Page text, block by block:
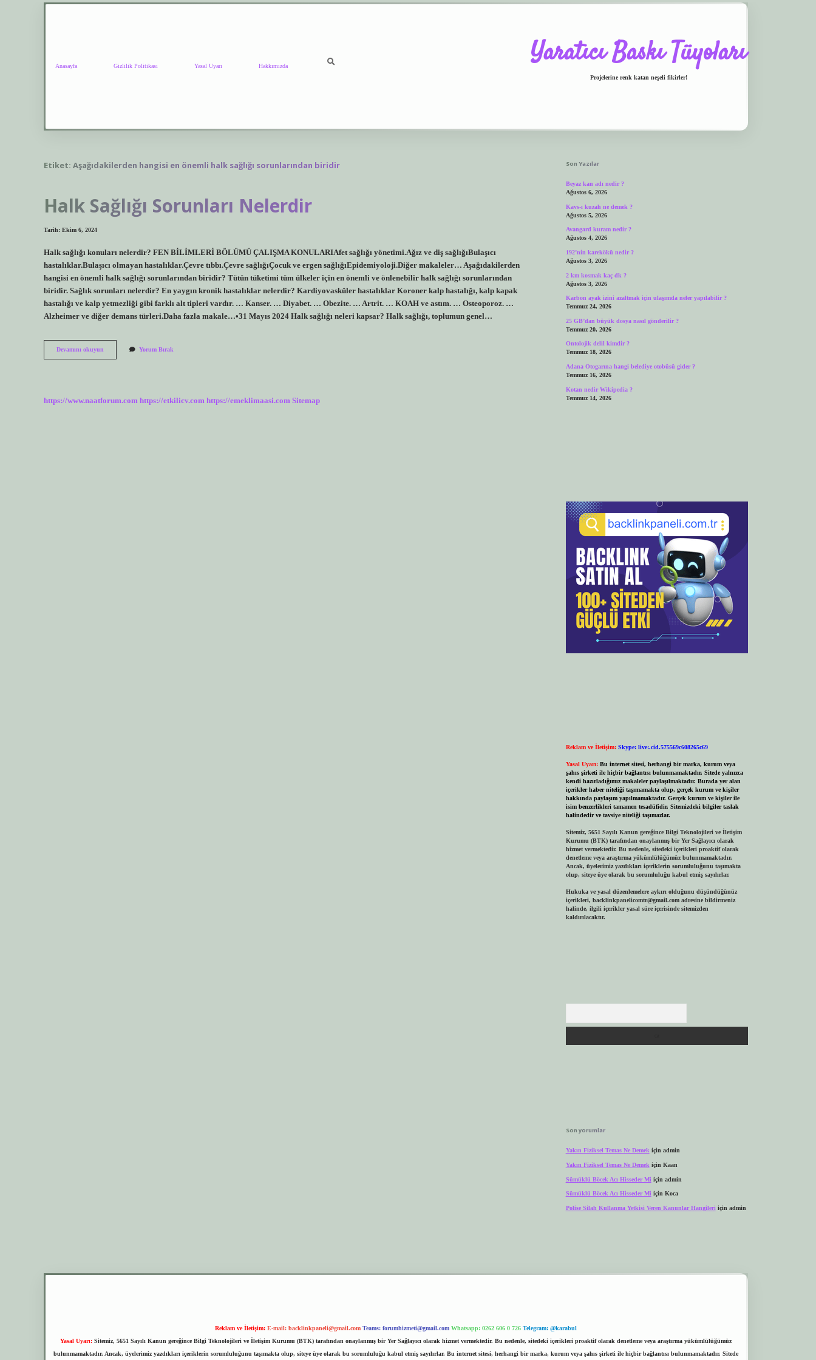
Anasayfa Gizlilik Politikası Yasal Uyarı Hakkımızda Yaratıcı Baskı Tüyoları
Projelerine renk katan neşeli fikirler!
Etiket: Aşağıdakilerden hangisi en önemli halk sağlığı sorunlarından biridir
Halk Sağlığı Sorunları Nelerdir
Tarih: Ekim 6, 2024
Halk sağlığı konuları nelerdir? FEN BİLİMLERİ BÖLÜMÜ ÇALIŞMA KONULARIAfet sağlığı yönetimi.Ağız ve diş sağlığıBulaşıcı
hastalıklar.Bulaşıcı olmayan hastalıklar.Çevre tıbbı.Çevre sağlığıÇocuk ve ergen sağlığıEpidemiyoloji.Diğer makaleler… Aşağıdakilerden
hangisi en önemli halk sağlığı sorunlarından biridir? Tütün tüketimi tüm ülkeler için en önemli ve önlenebilir halk sağlığı sorunlarından
biridir. Sağlık sorunları nelerdir? En yaygın kronik hastalıklar nelerdir? Kardiyovasküler hastalıklar Koroner kalp hastalığı, kalp kapak
hastalığı ve kalp yetmezliği gibi farklı alt tipleri vardır. … Kanser. … Diyabet. … Obezite. … Artrit. … KOAH ve astım. … Osteoporoz. …
Alzheimer ve diğer demans türleri.Daha fazla makale…•31 Mayıs 2024 Halk sağlığı neleri kapsar? Halk sağlığı, toplumun genel…
Devamını okuyun
Sağlığı
Yorum Bırak
https://www.naatforum.com https://etkilicv.com https://emeklimaasi.com Sitemap
Son Yazılar
Beyaz kan adı nedir ?
Ağustos 6, 2026
Kavs-ı kuzah ne demek ?
Ağustos 5, 2026
Avangard kuram nedir ?
Ağustos 4, 2026
192’nin karekökü nedir ?
Ağustos 3, 2026
2 km kosmak kaç dk ?
Ağustos 3, 2026
Karbon ayak izini azaltmak için ulaşımda neler yapılabilir ?
Temmuz 24, 2026
25 GB’dan büyük dosya nasıl gönderilir ?
Temmuz 20, 2026
Ontolojik delil kimdir ?
Temmuz 18, 2026
Adana Otogarına hangi belediye otobüsü gider ?
Temmuz 16, 2026
Kotan nedir Wikipedia ?
Temmuz 14, 2026
Reklam ve İletişim: Skype: live:.cid.575569c608265c69
Yasal Uyarı: Bu internet sitesi, herhangi bir marka, kurum veya
şahıs şirketi ile hiçbir bağlantısı bulunmamaktadır. Sitede yalnızca
kendi hazırladığımız makaleler paylaşılmaktadır. Burada yer alan
içerikler haber niteliği taşımamakta olup, gerçek kurum ve kişiler
hakkında paylaşım yapılmamaktadır. Gerçek kurum ve kişiler ile
isim benzerlikleri tamamen tesadüfidir. Sitemizdeki bilgiler taslak
halindedir ve tavsiye niteliği taşımazlar.
Sitemiz, 5651 Sayılı Kanun gereğince Bilgi Teknolojileri ve İletişim
Kurumu (BTK) tarafından onaylanmış bir Yer Sağlayıcı olarak
hizmet vermektedir. Bu nedenle, sitedeki içerikleri proaktif olarak
denetleme veya araştırma yükümlülüğümüz bulunmamaktadır.
Ancak, üyelerimiz yazdıkları içeriklerin sorumluluğunu taşımakta
olup, siteye üye olarak bu sorumluluğu kabul etmiş sayılırlar.
Hukuka ve yasal düzenlemelere aykırı olduğunu düşündüğünüz
içerikleri, backlinkpanelicomtr@gmail.comadresine bildirmeniz
halinde, ilgili içerikler yasal süre içerisinde sitemizden
kaldırılacaktır.
Son yorumlar
Yakın Fiziksel Temas Ne Demekiçin admin
Yakın Fiziksel Temas Ne Demek için Kaan
Sümüklü Böcek Acı Hisseder Mi için admin
Sümüklü Böcek Acı Hisseder Mi için Koca
Polise Silah Kullanma Yetkisi Veren Kanunlar Hangileri için admin
Reklam ve İletişim: E-mail: backlinkpaneli@gmail.com Teams: forumhizmeti@gmail.com Whatsapp: 0262 606 0 726 Telegram: @karabul
Yasal Uyarı: Sitemiz, 5651 Sayılı Kanun gereğince Bilgi Teknolojileri ve İletişim Kurumu (BTK) tarafından onaylanmış bir Yer Sağlayıcı olarak hizmet vermektedir. Bu nedenle, sitedeki içerikleri proaktif olarak denetleme veya araştırma yükümlülüğümüz
bulunmamaktadır. Ancak, üyelerimiz yazdıkları içeriklerin sorumluluğunu taşımakta olup, siteye üye olarak bu sorumluluğu kabul etmiş sayılırlar. Bu internet sitesi, herhangi bir marka, kurum veya şahıs şirketi ile hiçbir bağlantısı bulunmamaktadır. Sitede